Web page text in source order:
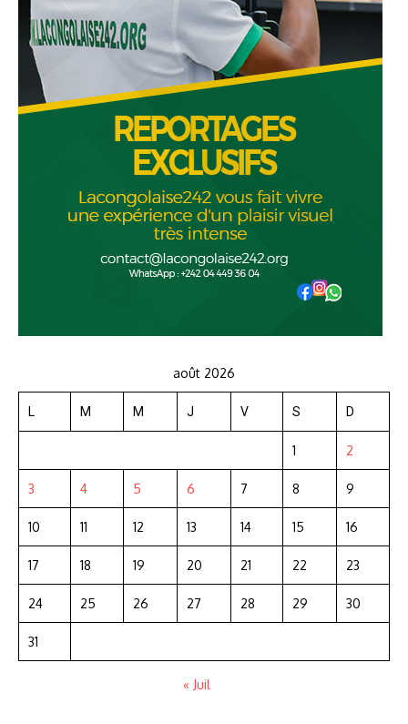
août 2026
L M M J V S D
1 2
3 4 5 6 7 8 9
10 11 12 13 14 15 16
17 18 19 20 21 22 23
24 25 26 27 28 29 30
31
« Juil